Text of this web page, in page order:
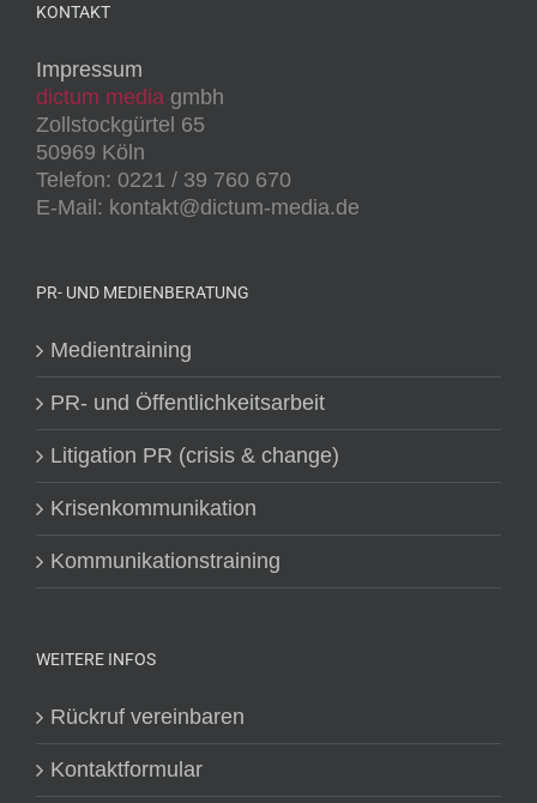
KONTAKT
Impressum
dictum media gmbh
Zollstockgürtel 65
50969 Köln
Telefon: 0221 / 39 760 670
E-Mail: kontakt@dictum-media.de
PR- UND MEDIENBERATUNG
Medientraining
PR- und Öffentlichkeitsarbeit
Litigation PR (crisis & change)
Krisenkommunikation
Kommunikationstraining
WEITERE INFOS
Rückruf vereinbaren
Kontaktformular